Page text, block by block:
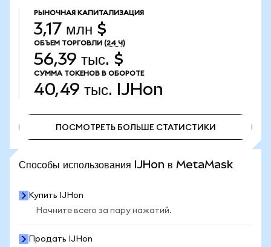
РЫНОЧНАЯ КАПИТАЛИЗАЦИЯ
3,17 млн $
ОБЪЕМ ТОРГОВЛИ (24 Ч)
56,39 тыс. $
СУММА ТОКЕНОВ В ОБОРОТЕ
40,49 тыс. IJHon
ПОСМОТРЕТЬ БОЛЬШЕ СТАТИСТИКИ
Способы использования IJHon в MetaMask
Купить IJHon
Начните всего за пару нажатий.
Продать IJHon